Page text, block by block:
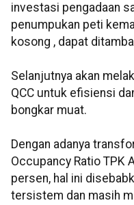
investasi pengadaan
penumpukan peti
kosong , dapat
Selanjutnya akan
QCC untuk efisiensi
bongkar muat.
Dengan adanya
Occupancy Ratio TPK
persen, hal ini
tersistem dan masih